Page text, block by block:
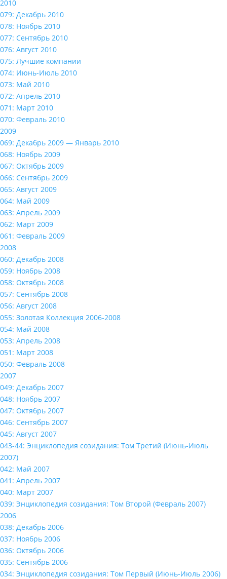
2010
079: Декабрь 2010
078: Ноябрь 2010
077: Сентябрь 2010
076: Август 2010
075: Лучшие компании
074: Июнь-Июль 2010
073: Май 2010
072: Апрель 2010
071: Март 2010
070: Февраль 2010
2009
069: Декабрь 2009 — Январь 2010
068: Ноябрь 2009
067: Октябрь 2009
066: Сентябрь 2009
065: Август 2009
064: Май 2009
063: Апрель 2009
062: Март 2009
061: Февраль 2009
2008
060: Декабрь 2008
059: Ноябрь 2008
058: Октябрь 2008
057: Сентябрь 2008
056: Август 2008
055: Золотая Коллекция 2006-2008
054: Май 2008
053: Апрель 2008
051: Март 2008
050: Февраль 2008
2007
049: Декабрь 2007
048: Ноябрь 2007
047: Октябрь 2007
046: Сентябрь 2007
045: Август 2007
043-44: Энциклопедия созидания: Том Третий (Июнь-Июль
2007)
042: Май 2007
041: Апрель 2007
040: Март 2007
039: Энциклопедия созидания: Том Второй (Февраль 2007)
2006
038: Декабрь 2006
037: Ноябрь 2006
036: Октябрь 2006
035: Сентябрь 2006
034: Энциклопедия созидания: Том Первый (Июнь-Июль 2006)